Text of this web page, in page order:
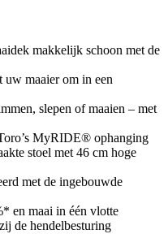
makkelijk schoon met de
uw maaier om in een
slepen of maaien – met
MyRIDE® ophanging
stoel met 46 cm hoge
met de ingebouwde
en maai in één vlotte
de hendelbesturing